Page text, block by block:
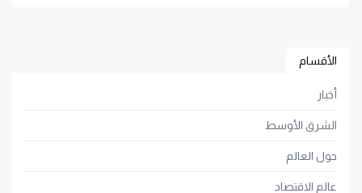
الأقسام
أخبار
الشرق الأوسط
حول العالم
عالم الاقتصاد